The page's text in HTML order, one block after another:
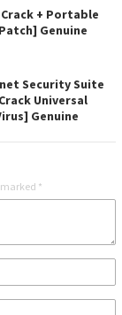
Crack + Portable
Genuine
Security Suite
Universal
Genuine
*